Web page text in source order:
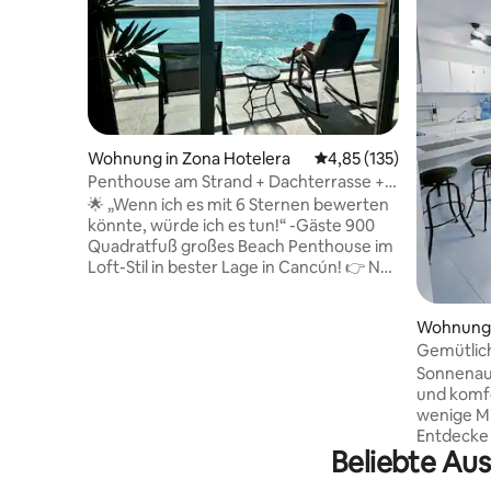
Wohnung in Zona Hotelera Durchschnittliche
4,85 (135)
Penthouse am Strand + Dachterrasse +
beste Aussicht + Reinigung
🌟 „Wenn ich es mit 6 Sternen bewerten
könnte, würde ich es tun!“ -Gäste 900
Quadratfuß großes Beach Penthouse im
Loft-Stil in bester Lage in Cancún! 👉 Nur
schnell) 👉 Ein Reinigungsservice an
jedem zweiten Tag ist inbegriffen 👉
Fuß vom
und
wenige
Cancún
Die
Beliebte